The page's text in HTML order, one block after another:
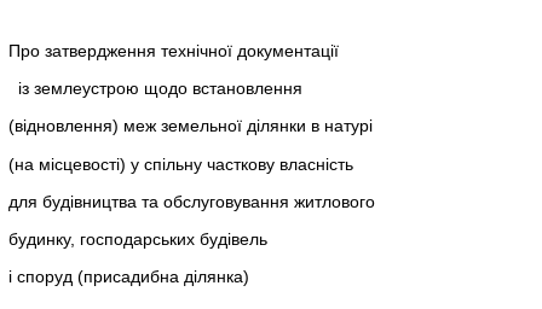
Про затвердження технічної документації
із землеустрою щодо встановлення
(відновлення) меж земельної ділянки в натурі
(на місцевості) у спільну часткову власність
для будівництва та обслуговування житлового
будинку, господарських будівель
і споруд (присадибна ділянка)